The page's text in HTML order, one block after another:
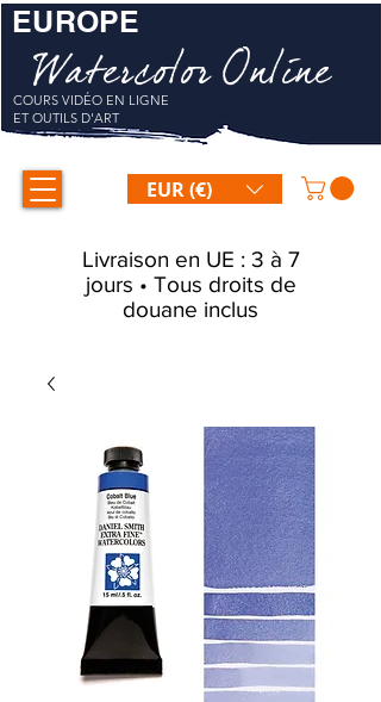
Watercolor Online
COURS VIDÉO EN LIGNE
ET OUTILS D'ART
EUR (€)
EUROPE
Livraison en UE : 3 à 7
jours • Tous droits de
douane inclus